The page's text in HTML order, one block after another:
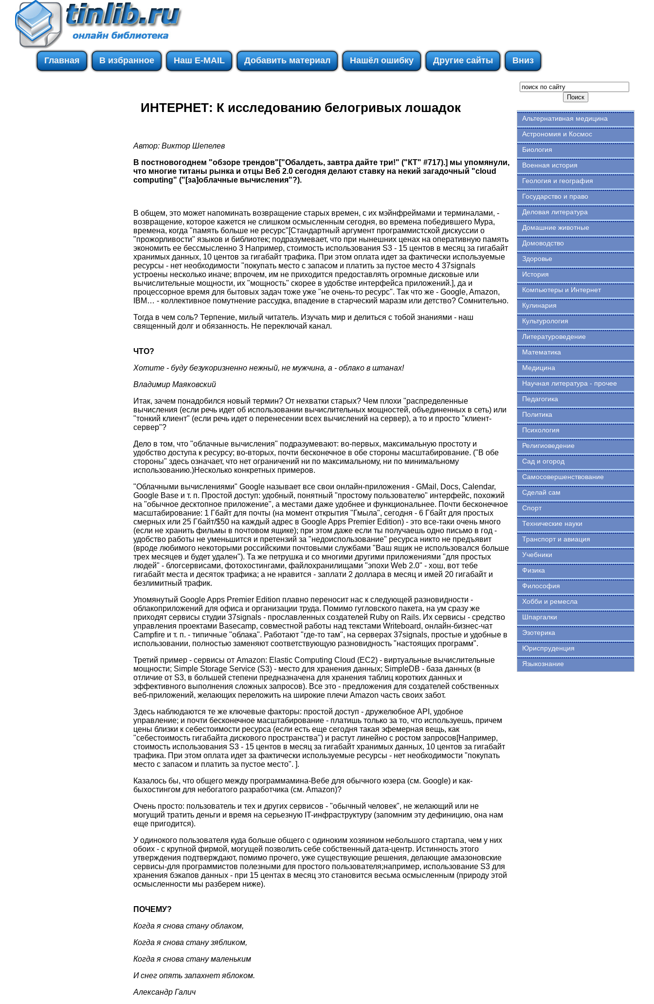
Главная В избранное Наш E-MAIL Добавить материал Нашёл ошибку Другие сайты Вниз
ИНТЕРНЕТ: К исследованию белогривых лошадок
Автор: Виктор Шепелев
В постновогоднем "обзоре трендов"["Обалдеть, завтра дайте три!" ("КТ" #717).] мы упомянули,
что многие титаны рынка и отцы Веб 2.0 сегодня делают ставку на некий загадочный "cloud
computing" ("[за]облачные вычисления"?).
В общем, это может напоминать возвращение старых времен, с их мэйнфреймами и терминалами, -
возвращение, которое кажется не слишком осмысленным сегодня, во времена победившего Мура,
времена, когда "память больше не ресурс"[Стандартный аргумент программистской дискуссии о
"прожорливости" языков и библиотек; подразумевает, что при нынешних ценах на оперативную память
экономить ее бессмысленно 3 Например, стоимость использования S3 - 15 центов в месяц за гигабайт
хранимых данных, 10 центов за гигабайт трафика. При этом оплата идет за фактически используемые
ресурсы - нет необходимости "покупать место с запасом и платить за пустое место 4 37signals
устроены несколько иначе; впрочем, им не приходится предоставлять огромные дисковые или
вычислительные мощности, их "мощность" скорее в удобстве интерфейса приложений.], да и
процессорное время для бытовых задач тоже уже "не очень-то ресурс". Так что же - Google, Amazon,
IBM… - коллективное помутнение рассудка, впадение в старческий маразм или детство? Сомнительно.
Тогда в чем соль? Терпение, милый читатель. Изучать мир и делиться с тобой знаниями - наш
священный долг и обязанность. Не переключай канал.
ЧТО?
Хотите - буду безукоризненно нежный, не мужчина, а - облако в штанах!
Владимир Маяковский
Итак, зачем понадобился новый термин? От нехватки старых? Чем плохи "распределенные
вычисления (если речь идет об использовании вычислительных мощностей, объединенных в сеть) или
"тонкий клиент" (если речь идет о перенесении всех вычислений на сервер), а то и просто "клиент-
сервер"?
Дело в том, что "облачные вычисления" подразумевают: во-первых, максимальную простоту и
удобство доступа к ресурсу; во-вторых, почти бесконечное в обе стороны масштабирование. ("В обе
стороны" здесь означает, что нет ограничений ни по максимальному, ни по минимальному
использованию.)Несколько конкретных примеров.
"Облачными вычислениями" Google называет все свои онлайн-приложения - GMail, Docs, Calendar,
Google Base и т. п. Простой доступ: удобный, понятный "простому пользователю" интерфейс, похожий
на "обычное десктопное приложение", а местами даже удобнее и функциональнее. Почти бесконечное
масштабирование: 1 Гбайт для почты (на момент открытия "Гмыла", сегодня - 6 Гбайт для простых
смерных или 25 Гбайт/$50 на каждый адрес в Google Apps Premier Edition) - это все-таки очень много
(если не хранить фильмы в почтовом ящике); при этом даже если ты получаешь одно письмо в год -
удобство работы не уменьшится и претензий за "недоиспользование" ресурса никто не предъявит
(вроде любимого некоторыми российскими почтовыми службами "Ваш ящик не использовался больше
трех месяцев и будет удален"). Та же петрушка и со многими другими приложениями "для простых
людей" - блогсервисами, фотохостингами, файлохранилищами "эпохи Web 2.0" - хош, вот тебе
гигабайт места и десяток трафика; а не нравится - заплати 2 доллара в месяц и имей 20 гигабайт и
безлимитный трафик.
Упомянутый Google Apps Premier Edition плавно переносит нас к следующей разновидности -
облакоприложений для офиса и организации труда. Помимо гугловского пакета, на ум сразу же
приходят сервисы студии 37signals - прославленных создателей Ruby on Rails. Их сервисы - средство
управления проектами Basecamp, совместной работы над текстами Writeboard, онлайн-бизнес-чат
Campfire и т. п. - типичные "облака". Работают "где-то там", на серверах 37signals, простые и удобные в
использовании, полностью заменяют соответствующую разновидность "настоящих программ".
Третий пример - сервисы от Amazon: Elastic Computing Cloud (EC2) - виртуальные вычислительные
мощности; Simple Storage Service (S3) - место для хранения данных; SimpleDB - база данных (в
отличие от S3, в большей степени предназначена для хранения таблиц коротких данных и
эффективного выполнения сложных запросов). Все это - предложения для создателей собственных
веб-приложений, желающих переложить на широкие плечи Amazon часть своих забот.
Здесь наблюдаются те же ключевые факторы: простой доступ - дружелюбное API, удобное
управление; и почти бесконечное масштабирование - платишь только за то, что используешь, причем
цены близки к себестоимости ресурса (если есть еще сегодня такая эфемерная вещь, как
"себестоимость гигабайта дискового пространства") и растут линейно с ростом запросов[Например,
стоимость использования S3 - 15 центов в месяц за гигабайт хранимых данных, 10 центов за гигабайт
трафика. При этом оплата идет за фактически используемые ресурсы - нет необходимости "покупать
место с запасом и платить за пустое место". ].
Казалось бы, что общего между программамина-Вебе для обычного юзера (см. Google) и как-
быхостингом для небогатого разработчика (см. Amazon)?
Очень просто: пользователь и тех и других сервисов - "обычный человек", не желающий или не
могущий тратить деньги и время на серьезную IT-инфраструктуру (запомним эту дефиницию, она нам
еще пригодится).
У одинокого пользователя куда больше общего с одиноким хозяином небольшого стартапа, чем у них
обоих - с крупной фирмой, могущей позволить себе собственный дата-центр. Истинность этого
утверждения подтверждают, помимо прочего, уже существующие решения, делающие амазоновские
сервисы-для программистов полезными для простого пользователя;например, использование S3 для
хранения бэкапов данных - при 15 центах в месяц это становится весьма осмысленным (природу этой
осмысленности мы разберем ниже).
ПОЧЕМУ?
Когда я снова стану облаком,
Когда я снова стану зябликом,
Когда я снова стану маленьким
И снег опять запахнет яблоком.
Александр Галич
Альтернативная медицина
Астрономия и Космос
Биология
Военная история
Геология и география
Государство и право
Деловая литература
Домашние животные
Домоводство
Здоровье
История
Компьютеры и Интернет
Кулинария
Культурология
Литературоведение
Математика
Медицина
Научная литература - прочее
Педагогика
Политика
Психология
Религиоведение
Сад и огород
Самосовершенствование
Сделай сам
Спорт
Технические науки
Транспорт и авиация
Учебники
Физика
Философия
Хобби и ремесла
Шпаргалки
Эзотерика
Юриспруденция
Языкознание